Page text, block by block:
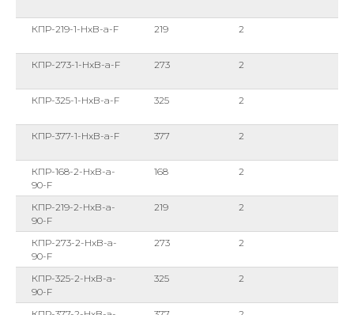
КПР-219-1-HxB-a-F 219 2
КПР-273-1-HxB-a-F 273 2
КПР-325-1-HxB-a-F 325 2
КПР-377-1-HxB-a-F 377 2
КПР-168-2-HxB-a-
90-F
168 2
КПР-219-2-HxB-a-
90-F
219 2
КПР-273-2-HxB-a-
90-F
273 2
КПР-325-2-HxB-a-
90-F
325 2